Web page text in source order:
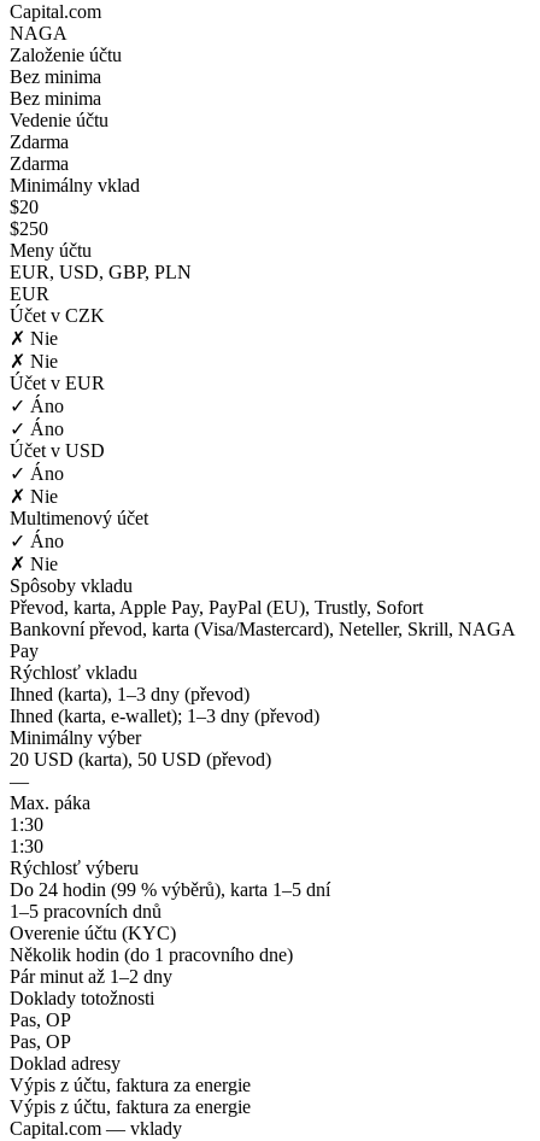
Capital.com
NAGA
Založenie účtu
Bez minima
Bez minima
Vedenie účtu
Zdarma
Zdarma
Minimálny vklad
$20
$250
Meny účtu
EUR, USD, GBP, PLN
EUR
Účet v CZK
✗ Nie
✗ Nie
Účet v EUR
✓ Áno
✓ Áno
Účet v USD
✓ Áno
✗ Nie
Multimenový účet
✓ Áno
✗ Nie
Spôsoby vkladu
Převod, karta, Apple Pay, PayPal (EU), Trustly, Sofort
Bankovní převod, karta (Visa/Mastercard), Neteller, Skrill, NAGA
Pay
Rýchlosť vkladu
Ihned (karta), 1–3 dny (převod)
Ihned (karta, e-wallet); 1–3 dny (převod)
Minimálny výber
20 USD (karta), 50 USD (převod)
—
Max. páka
1:30
1:30
Rýchlosť výberu
Do 24 hodin (99 % výběrů), karta 1–5 dní
1–5 pracovních dnů
Overenie účtu (KYC)
Několik hodin (do 1 pracovního dne)
Pár minut až 1–2 dny
Doklady totožnosti
Pas, OP
Pas, OP
Doklad adresy
Výpis z účtu, faktura za energie
Výpis z účtu, faktura za energie
Capital.com — vklady